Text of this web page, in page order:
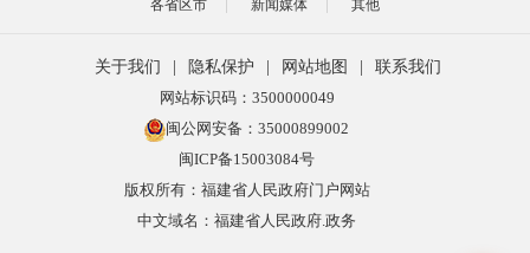
各省区市
新闻媒体 其他
关于我们 隐私保护 网站地图
联系我们
网站标识码：3500000049
闽公网安备：35000899002
闽ICP备15003084号
版权所有：福建省人民政府门户网站
中文域名：福建省人民政府.政务